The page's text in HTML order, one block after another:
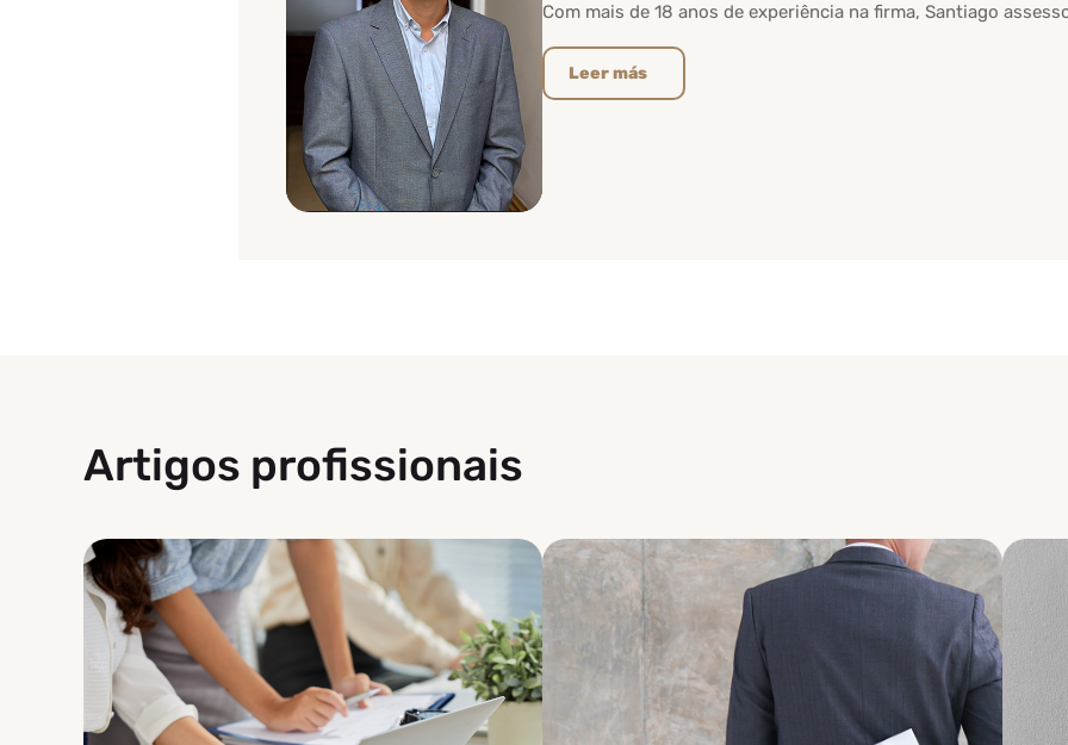
Com mais de 18 anos de experiência na firma, Santiago
Leer más
Artigos profissionais